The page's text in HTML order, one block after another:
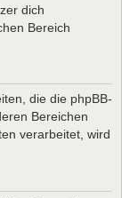
dich
Bereich
die die phpBB-
Bereichen
verarbeitet, wird